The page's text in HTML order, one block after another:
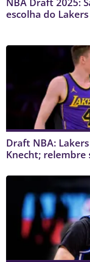
escolha do Lakers
Draft NBA:
Knecht; relembre